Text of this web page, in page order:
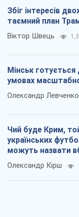
Збіг інтересів
таємний план
Віктор Швець
Мінськ готується
умовах
Олександр Левченко
Чий буде Крим,
українських
можуть назвати
Олександр Кірш